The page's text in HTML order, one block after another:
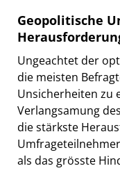
Geopolitische
Ungeachtet der
die meisten
Unsicherheiten zu
Verlangsamung
die stärkste
als das grösste